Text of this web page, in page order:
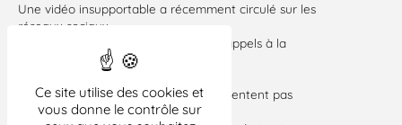
Ce site utilise des cookies et
vous donne le contrôle sur
Une vidéo insupportable a récemment circulé sur les
réseaux sociaux,
montrant des propos racistes et des appels à la
violence filmés dans un
Ces actes nous révoltent. Ils ne représentent pas
Rodez.